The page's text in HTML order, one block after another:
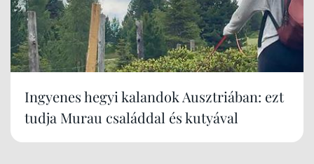
Ingyenes hegyi kalandok Ausztriában: ezt
tudja Murau családdal és kutyával